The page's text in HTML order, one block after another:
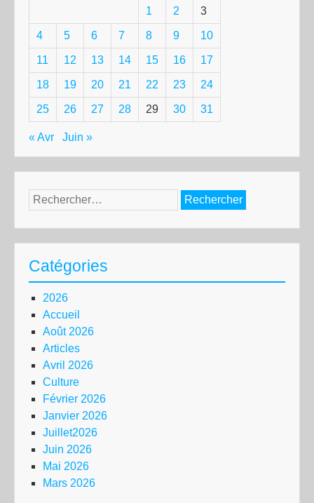
1 2 3
4 5 6 7 8 9 10
11 12 13 14 15 16 17
18 19 20 21 22 23 24
25 26 27 28 29 30 31
« Avr Juin »
Rechercher :
Catégories
2026
Accueil
Août 2026
Articles
Avril 2026
Culture
Février 2026
Janvier 2026
Juillet2026
Juin 2026
Mai 2026
Mars 2026